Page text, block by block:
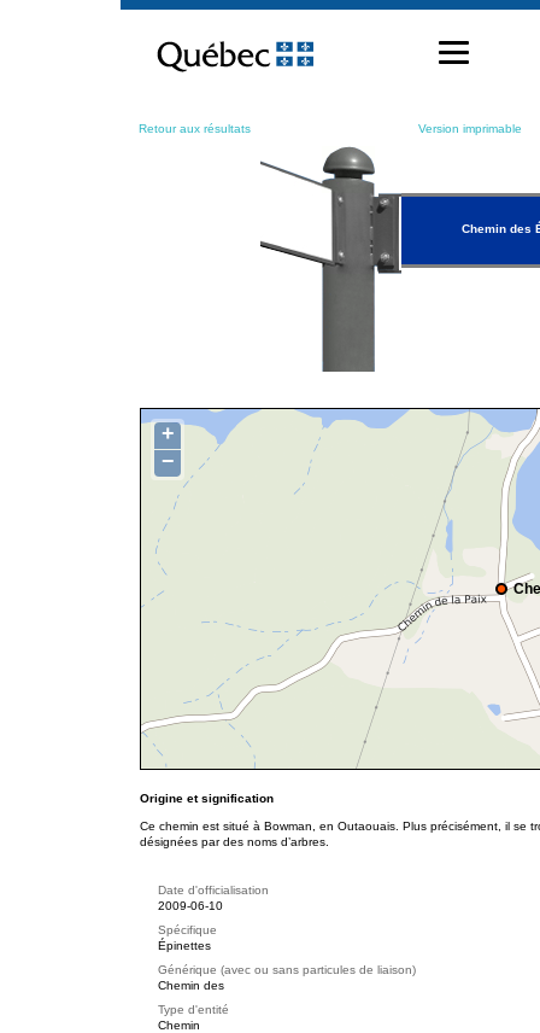
contenu
Retour aux résultats Version imprimable
Chemin des
+
−
Origine et signification
Ce chemin est situé à Bowman, en Outaouais. Plus précisément, il se
désignées par des noms d’arbres.
Date d'officialisation
2009-06-10
Spécifique
Épinettes
Générique (avec ou sans particules de liaison)
Chemin des
Type d'entité
Chemin